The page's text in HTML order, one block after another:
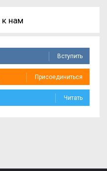
к нам
Вступить
Присоединиться
Читать